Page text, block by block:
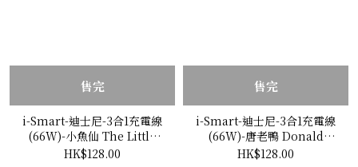
售完
i-Smart-迪士尼-3合1充電線
(66W)-小魚仙 The Little
Mermaid
HK$128.00
售完
i-Smart-迪士尼-3合1充電線
(66W)-唐老鴨 Donald
Duck
HK$128.00